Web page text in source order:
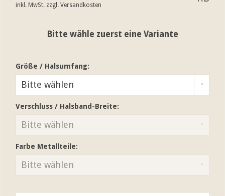
inkl. MwSt. zzgl. Versandkosten
Bitte wähle zuerst eine Variante
Größe / Halsumfang:
Verschluss / Halsband-Breite:
Farbe Metallteile: